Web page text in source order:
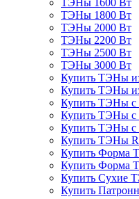
ТЭНы 1600 Вт
ТЭНы 1800 Вт
ТЭНы 2000 Вт
ТЭНы 2200 Вт
ТЭНы 2500 Вт
ТЭНы 3000 Вт
Купить ТЭНы из
Купить ТЭНы
Купить ТЭНы с
Купить ТЭНы с
Купить ТЭНы с
Купить ТЭНы
Купить Форма
Купить Форма
Купить Сухие
Купить